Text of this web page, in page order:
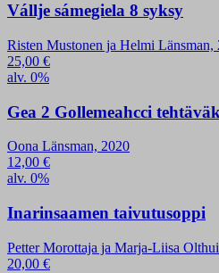
Vállje sámegiela 8 syksy
Risten Mustonen ja Helmi Länsman,
25,00 €
alv. 0%
Gea 2 Gollemeahcci
Oona Länsman, 2020
12,00 €
alv. 0%
Inarinsaamen taivutusoppi
Petter Morottaja ja Marja-Liisa
20,00 €